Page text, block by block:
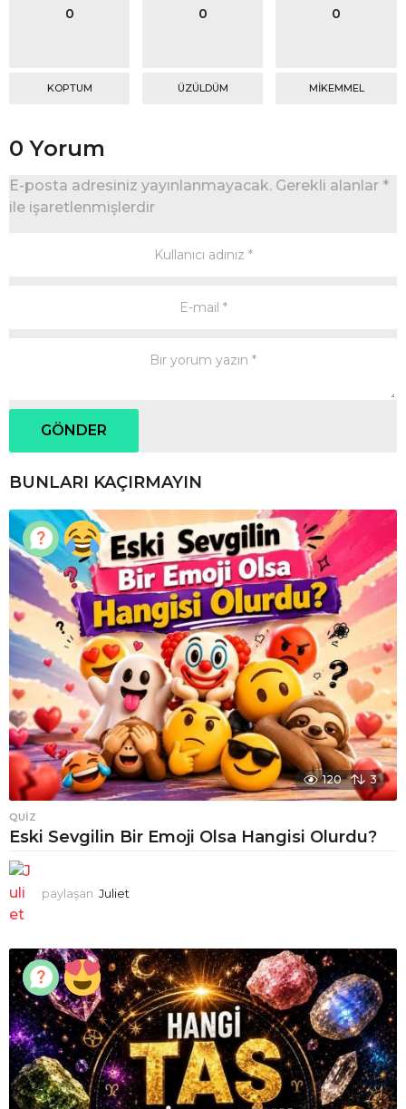
0
KOPTUM
0
ÜZÜLDÜM
0
MIKEMMEL
0 Yorum
E-posta adresiniz yayınlanmayacak. Gerekli alanlar *
ile işaretlenmişlerdir
BUNLARI KAÇIRMAYIN
120 3
QUIZ
Eski Sevgilin Bir Emoji Olsa Hangisi Olurdu?
paylaşan Juliet